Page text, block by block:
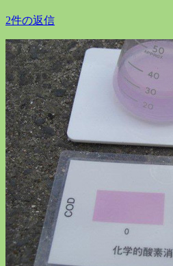
2件の返信